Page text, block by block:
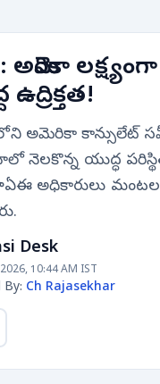
అమెరికా
అమెరికా
యుద్ధ
అధికారులు
Desk
10:44 AM IST
By: Ch Rajasekhar